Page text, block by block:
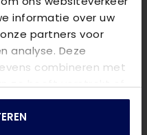
informatie over uw
partners voor
analyse. Deze
combineren met
ze heeft verstrekt of
basis van uw gebruik